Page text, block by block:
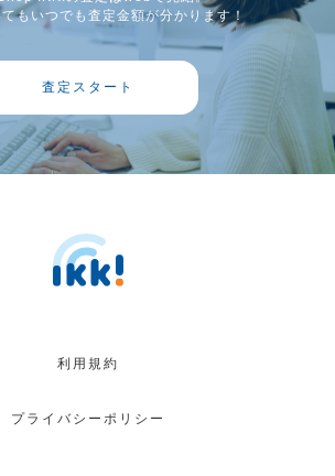
もいつでも査定金額が分かります！
査定スタート
利用規約
プライバシーポリシー